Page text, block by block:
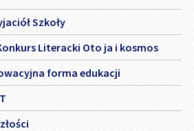
Szkoły
Literacki Oto ja i kosmos
forma edukacji